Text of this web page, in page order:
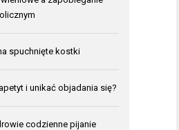
spuchnięte kostki
i unikać objadania się?
codzienne pijanie